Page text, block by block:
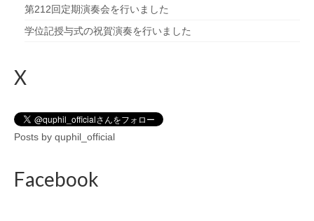
第212回定期演奏会を行いました
学位記授与式の祝賀演奏を行いました
X
Posts by quphil_official
Facebook